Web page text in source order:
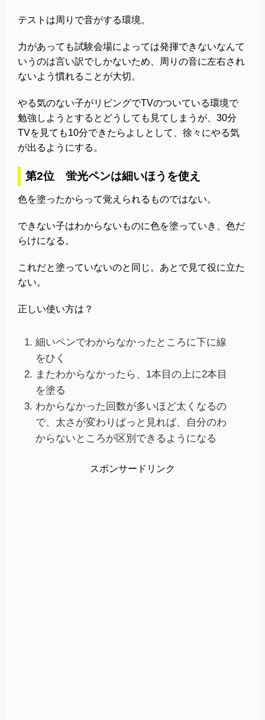
テストは周りで音がする環境。
力があっても試験会場によっては発揮できないなんて
いうのは言い訳でしかないため、周りの音に左右され
ないよう慣れることが大切。
やる気のない子がリビングでTVのついている環境で
勉強しようとするとどうしても見てしまうが、30分
TVを見ても10分できたらよしとして、徐々にやる気
が出るようにする。
第2位 蛍光ペンは細いほうを使え
色を塗ったからって覚えられるものではない。
できない子はわからないものに色を塗っていき、色だ
らけになる。
これだと塗っていないのと同じ。あとで見て役に立た
ない。
正しい使い方は？
細いペンでわからなかったところに下に線
をひく
またわからなかったら、1本目の上に2本目
を塗る
わからなかった回数が多いほど太くなるの
で、太さが変わりぱっと見れば、自分のわ
からないところが区別できるようになる
スポンサードリンク